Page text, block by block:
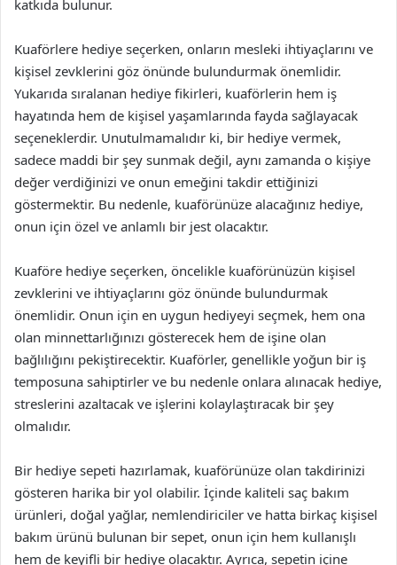
katkıda bulunur.
Kuaförlere hediye seçerken, onların mesleki ihtiyaçlarını ve
kişisel zevklerini göz önünde bulundurmak önemlidir.
Yukarıda sıralanan hediye fikirleri, kuaförlerin hem iş
hayatında hem de kişisel yaşamlarında fayda sağlayacak
seçeneklerdir. Unutulmamalıdır ki, bir hediye vermek,
sadece maddi bir şey sunmak değil, aynı zamanda o kişiye
değer verdiğinizi ve onun emeğini takdir ettiğinizi
göstermektir. Bu nedenle, kuaförünüze alacağınız hediye,
onun için özel ve anlamlı bir jest olacaktır.
Kuaföre hediye seçerken, öncelikle kuaförünüzün kişisel
zevklerini ve ihtiyaçlarını göz önünde bulundurmak
önemlidir. Onun için en uygun hediyeyi seçmek, hem ona
olan minnettarlığınızı gösterecek hem de işine olan
bağlılığını pekiştirecektir. Kuaförler, genellikle yoğun bir iş
temposuna sahiptirler ve bu nedenle onlara alınacak hediye,
streslerini azaltacak ve işlerini kolaylaştıracak bir şey
olmalıdır.
Bir hediye sepeti hazırlamak, kuaförünüze olan takdirinizi
gösteren harika bir yol olabilir. İçinde kaliteli saç bakım
ürünleri, doğal yağlar, nemlendiriciler ve hatta birkaç kişisel
bakım ürünü bulunan bir sepet, onun için hem kullanışlı
hem de keyifli bir hediye olacaktır. Ayrıca, sepetin içine